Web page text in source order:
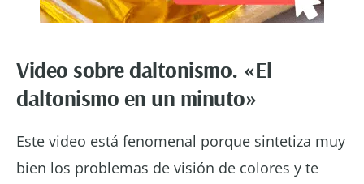
Video sobre daltonismo. «El
daltonismo en un minuto»
Este video está fenomenal porque sintetiza muy
bien los problemas de visión de colores y te